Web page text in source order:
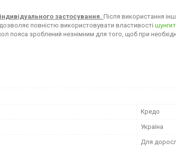
застосування. Після використання
повністю використовувати властивості шунгит
пояса зроблений незнімним для того, щоб при
Кредо
Україна
Для